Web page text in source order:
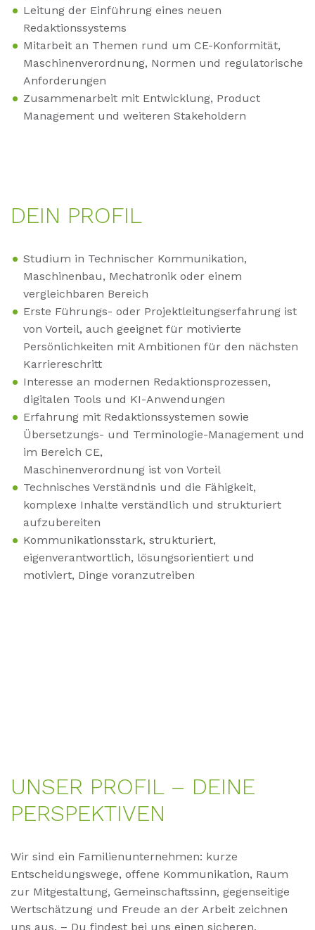
Leitung der Einführung eines neuen
Redaktionssystems
Mitarbeit an Themen rund um CE-Konformität,
Maschinenverordnung, Normen und regulatorische
Anforderungen
Zusammenarbeit mit Entwicklung, Product
Management und weiteren Stakeholdern
DEIN PRO­FIL
Studium in Technischer Kommunikation,
Maschinenbau, Mechatronik oder einem
vergleichbaren Bereich
Erste Führungs- oder Projektleitungserfahrung ist
von Vorteil, auch geeignet für motivierte
Persönlichkeiten mit Ambitionen für den nächsten
Karriereschritt
Interesse an modernen Redaktionsprozessen,
digitalen Tools und KI-Anwendungen
Erfahrung mit Redaktionssystemen sowie
Übersetzungs- und Terminologie-Management und
im Bereich CE,
Maschinenverordnung ist von Vorteil
Technisches Verständnis und die Fähigkeit,
komplexe Inhalte verständlich und strukturiert
aufzubereiten
Kommunikationsstark, strukturiert,
eigenverantwortlich, lösungsorientiert und
motiviert, Dinge voranzutreiben
UN­SER PRO­FIL – DEI­NE
PER­SPEK­TI­VEN
Wir sind ein Familienunternehmen: kurze
Entscheidungswege, offene Kommunikation, Raum
zur Mitgestaltung, Gemeinschaftssinn, gegenseitige
Wertschätzung und Freude an der Arbeit zeichnen
uns aus. – Du findest bei uns einen sicheren,